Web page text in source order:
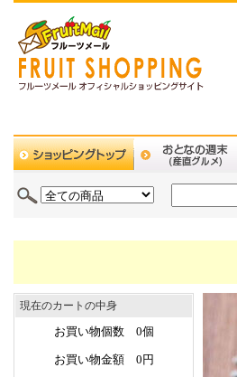
現在のカートの中身
お買い物個数 0個
お買い物金額 0円